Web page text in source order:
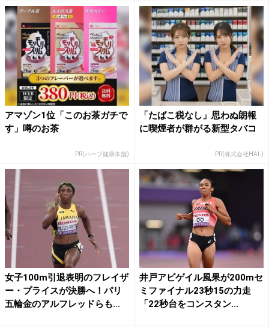
アマゾン1位「このお茶ガチで
す」噂のお茶
PR(ハーブ健康本舗)
「たばこ税なし」思わぬ朗報
に喫煙者が群がる新型タバコ
PR(株式会社HAL)
女子100m引退表明のフレイザ
ー・プライスが決勝へ！パリ
五輪金のアルフレッドらも...
井戸アビゲイル風果が200mセ
ミファイナル23秒15の力走
「22秒台をコンスタン...